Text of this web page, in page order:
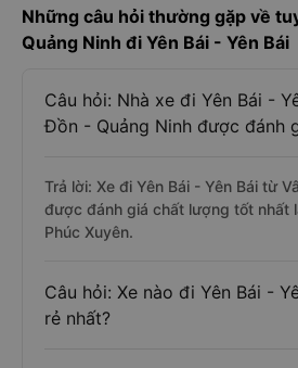
Những câu hỏi thường gặp về
Quảng Ninh đi Yên Bái - Yên Bái
Câu hỏi: Nhà xe đi Yên Bái -
Đồn - Quảng Ninh được đánh
Trả lời: Xe đi Yên Bái - Yên Bái từ
được đánh giá chất lượng tốt nhất
Phúc Xuyên.
Câu hỏi: Xe nào đi Yên Bái -
rẻ nhất?